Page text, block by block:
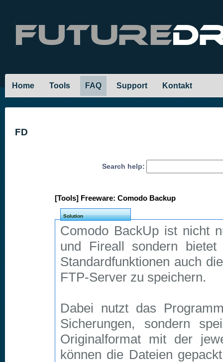
Home Tools FAQ Support Kontakt
FD
Search help:
[Tools] Freeware: Comodo Backup
Solution
Comodo BackUp ist nicht
und Fireall sondern
Standardfunktionen auch
FTP-Server zu speichern.
Dabei nutzt das
Sicherungen, sondern
Originalformat mit der
können die Dateien